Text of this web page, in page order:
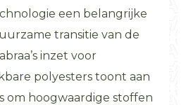
een belangrijke
transitie van de
inzet voor
polyesters toont aan
om hoogwaardige stoffen